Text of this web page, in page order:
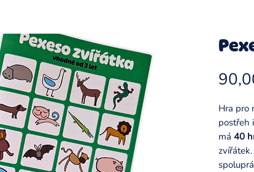
Hra pro
postřeh
má 40